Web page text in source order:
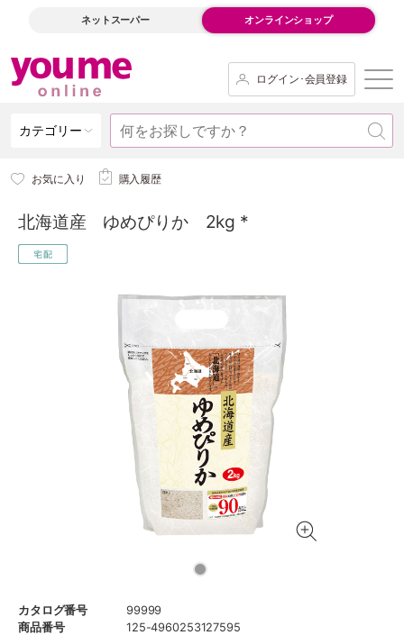
ネットスーパー オンラインショップ
ログイン･会員登録
カテゴリー
お気に入り 購入履歴
北海道産 ゆめぴりか 2kg *
カタログ番号
99999
商品番号
125-4960253127595